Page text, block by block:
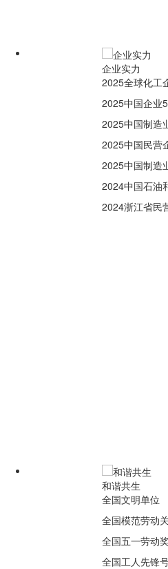
企业实力
2025全球化工
2025中国企业
2025中国制造
2025中国民营
2025中国制造
2024中国石油
2024浙江省民
和谐共生
全国文明单位
全国模范劳动
全国五一劳动
全国工人先锋